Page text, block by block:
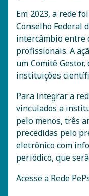
Em 2023, a rede
Conselho Federal
intercâmbio entre
profissionais. A
um Comitê Gestor,
instituições
Para integrar a
vinculados a
pelo menos, três
precedidas pelo
eletrônico com
periódico, que
Acesse a Rede